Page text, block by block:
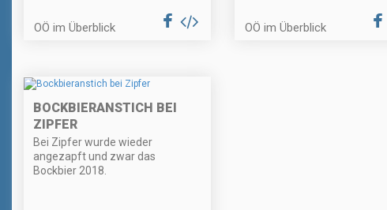
OÖ im Überblick OÖ im Überblick
BOCKBIERANSTICH BEI
ZIPFER
Bei Zipfer wurde wieder
angezapft und zwar das
Bockbier 2018.